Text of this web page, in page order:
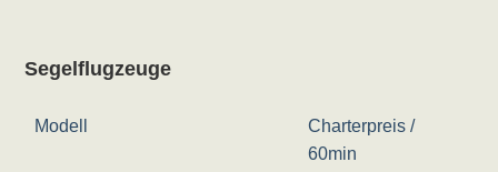
Segelflugzeuge
Modell
Charterpreis /
60min